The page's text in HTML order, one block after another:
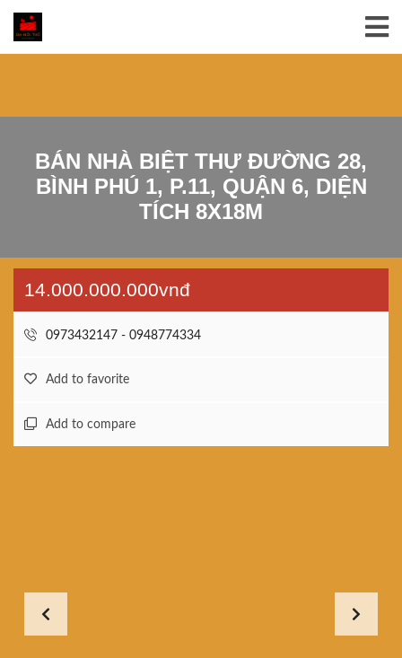
BÁN NHÀ BIỆT THỰ ĐƯỜNG 28,
BÌNH PHÚ 1, P.11, QUẬN 6, DIỆN
TÍCH 8X18M
14.000.000.000vnđ
0973432147 - 0948774334
Add to favorite
Add to compare